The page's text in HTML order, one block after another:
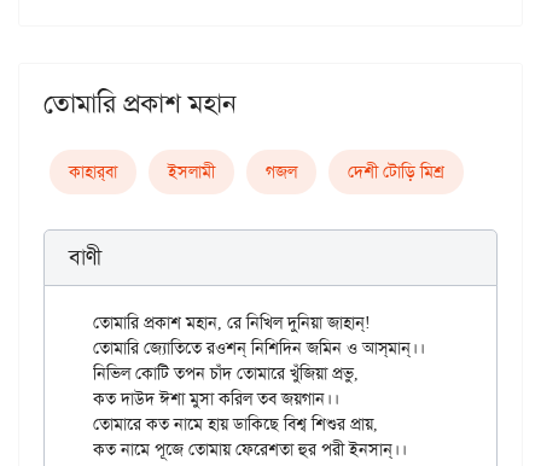
তোমারি প্রকাশ মহান
কাহার্‌বা ইসলামী গজল দেশী টোড়ি মিশ্র
বাণী
তোমারি প্রকাশ মহান, রে নিখিল দুনিয়া জাহান্!
তোমারি জ্যোতিতে রওশন্ নিশিদিন জমিন ও আস্‌মান্‌।।
নিভিল কোটি তপন চাঁদ তোমারে খুঁজিয়া প্রভু,
কত দাউদ ঈশা মুসা করিল তব জয়গান।।
তোমারে কত নামে হায় ডাকিছে বিশ্ব শিশুর প্রায়,